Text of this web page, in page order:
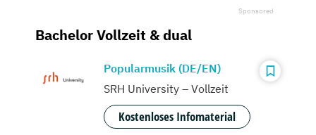
Bachelor Vollzeit & dual
Popularmusik (DE/EN)
SRH University – Vollzeit
Kostenloses Infomaterial